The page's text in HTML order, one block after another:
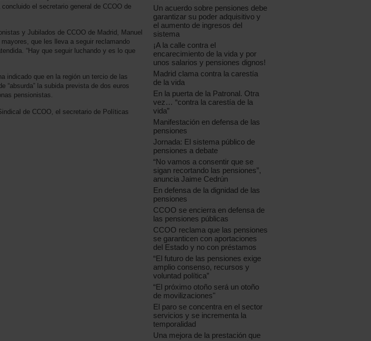
el secretario general de CCOO de
y Jubilados de CCOO de Madrid, Manuel
que les lleva a seguir reclamando
“Hay que seguir luchando y es lo que
indicado que en la región un tercio de las
“absurda” la subida prevista de dos euros
pensionistas.
de CCOO, el secretario de Políticas
Un acuerdo sobre pensiones debe
garantizar su poder adquisitivo y
el aumento de ingresos del
sistema
¡A la calle contra el
encarecimiento de la vida y por
unos salarios y pensiones dignos!
Madrid clama contra la carestía
de la vida
En la puerta de la Patronal. Otra
vez… “contra la carestía de la
vida”
Manifestación en defensa de las
pensiones
Jornada: El sistema público de
pensiones a debate
“No vamos a consentir que se
sigan recortando las pensiones”,
anuncia Jaime Cedrún
En defensa de la dignidad de las
pensiones
CCOO se encierra en defensa de
las pensiones públicas
CCOO reclama que las pensiones
se garanticen con aportaciones
del Estado y no con préstamos
“El futuro de las pensiones exige
amplio consenso, recursos y
voluntad política”
“El próximo otoño será un otoño
de movilizaciones"
El paro se concentra en el sector
servicios y se incrementa la
temporalidad
Una mejora de la prestación que